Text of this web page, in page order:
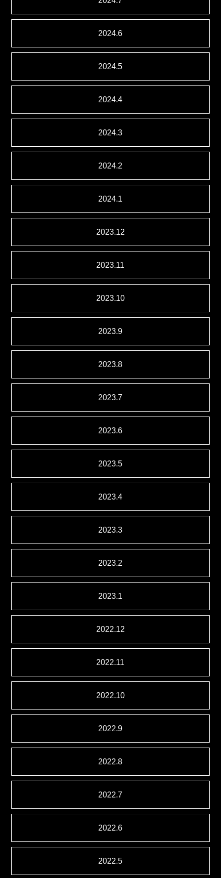
2024.6
2024.5
2024.4
2024.3
2024.2
2024.1
2023.12
2023.11
2023.10
2023.9
2023.8
2023.7
2023.6
2023.5
2023.4
2023.3
2023.2
2023.1
2022.12
2022.11
2022.10
2022.9
2022.8
2022.7
2022.6
2022.5